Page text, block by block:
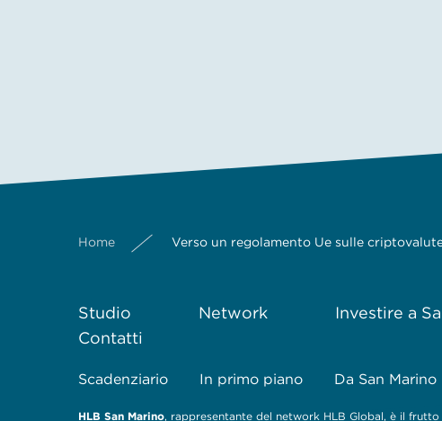
Home Verso un regolamento Ue sulle
Studio Network
Investire a
Contatti
Scadenziario In primo piano Da San Marino
HLB San Marino, rappresentante del network HLB Global, è il